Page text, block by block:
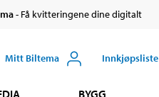
- Få kvitteringene dine digitalt
Mitt Biltema Innkjøpsliste